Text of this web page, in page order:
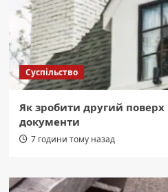
Суспільство
Як зробити другий
документи
7 години тому назад